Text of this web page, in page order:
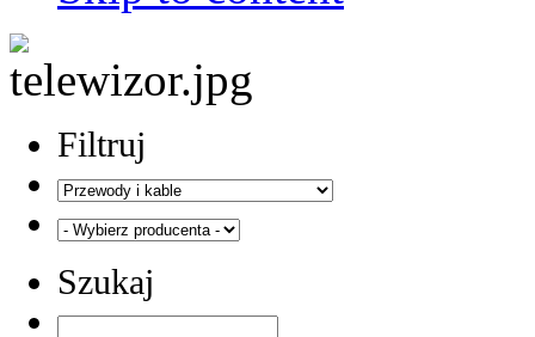
Filtruj
Szukaj